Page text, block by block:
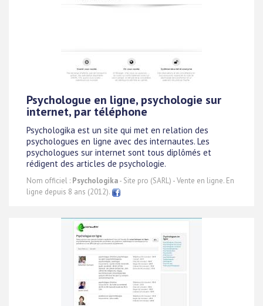
Psychologue en ligne, psychologie sur
internet, par téléphone
Psychologika est un site qui met en relation des
psychologues en ligne avec des internautes. Les
psychologues sur internet sont tous diplômés et
rédigent des articles de psychologie.
Nom officiel : Psychologika- Site pro (SARL) - Vente en ligne. En
ligne depuis 8 ans (2012).